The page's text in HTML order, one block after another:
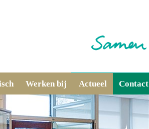
Werken bij Actueel Contact